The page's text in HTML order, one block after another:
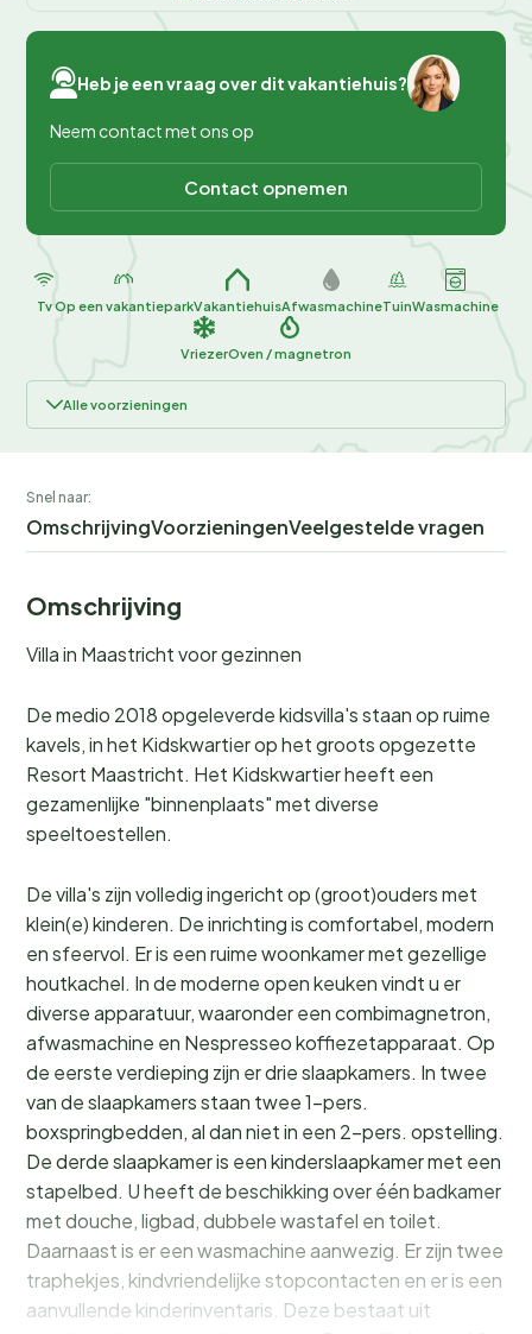
Heb je een vraag over dit vakantiehuis?
Neem contact met ons op
Contact opnemen
TvOp een vakantieparkVakantiehuisAfwasmachineTuinWasmachine
VriezerOven / magnetron
Alle voorzieningen
Snel naar:
OmschrijvingVoorzieningenVeelgestelde vragen
Omschrijving
Villa in Maastricht voor gezinnen
De medio 2018 opgeleverde kidsvilla's staan op ruime
kavels, in het Kidskwartier op het groots opgezette
Resort Maastricht. Het Kidskwartier heeft een
gezamenlijke "binnenplaats" met diverse
speeltoestellen.
De villa's zijn volledig ingericht op (groot)ouders met
klein(e) kinderen. De inrichting is comfortabel, modern
en sfeervol. Er is een ruime woonkamer met gezellige
houtkachel. In de moderne open keuken vindt u er
diverse apparatuur, waaronder een combimagnetron,
afwasmachine en Nespresseo koffiezetapparaat. Op
de eerste verdieping zijn er drie slaapkamers. In twee
van de slaapkamers staan twee 1-pers.
boxspringbedden, al dan niet in een 2-pers. opstelling.
De derde slaapkamer is een kinderslaapkamer met een
stapelbed. U heeft de beschikking over één badkamer
met douche, ligbad, dubbele wastafel en toilet.
Daarnaast is er een wasmachine aanwezig. Er zijn twee
traphekjes, kindvriendelijke stopcontacten en er is een
aanvullende kinderinventaris. Deze bestaat uit